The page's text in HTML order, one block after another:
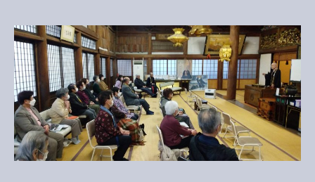
説
教
へ
の